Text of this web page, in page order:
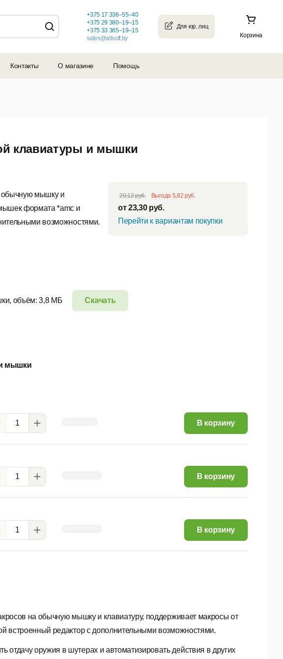
Корзина
+375 17 336–55–40
+375 29 380–19–15
+375 33 365–19–15
sales@allsoft.by
Контакты О магазине Помощь
клавиатуры и мышки
обычную мышку и
формата *amc и
возможностями.
29,12 руб. Выгода 5,82 руб.
от23,30руб.
Перейти к вариантам покупки
Скачать
объём: 3,8 МБ
на обычную мышку и клавиатуру, поддерживает макросы от
встроенный редактор с дополнительными возможностями.
отдачу оружия в шутерах и автоматизировать действия в других
мышки
В корзину
В корзину
В корзину